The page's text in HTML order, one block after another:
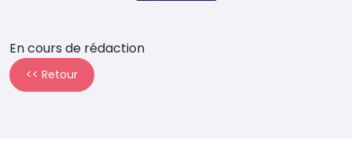
En cours de rédaction
<< Retour